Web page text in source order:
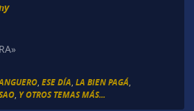
, ESE DÍA LA BIEN PAGÁ
, Y OTROS TEMAS MÁS...